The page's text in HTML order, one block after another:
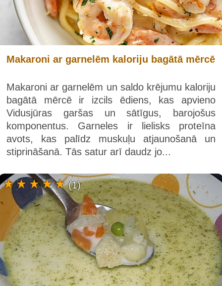
Makaroni ar garnelēm kaloriju bagātā mērcē
Makaroni ar garnelēm un saldo krējumu kaloriju
bagātā mērcē ir izcils ēdiens, kas apvieno
Vidusjūras garšas un sātīgus, barojošus
komponentus. Garneles ir lielisks proteīna
avots, kas palīdz muskuļu atjaunošanā un
stiprināšanā. Tās satur arī daudz jo...
(1)